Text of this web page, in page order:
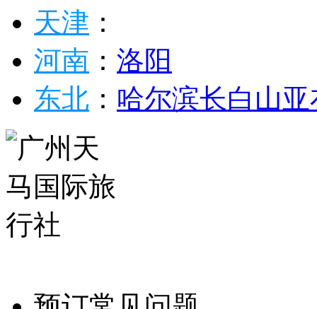
天津 ：
河南 ： 洛阳
东北 ： 哈尔滨长白山